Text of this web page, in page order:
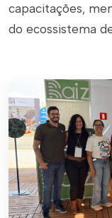
capacitações,
do ecossistema